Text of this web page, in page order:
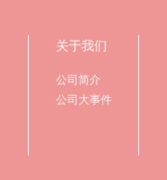
关于我们
公司简介
公司大事件